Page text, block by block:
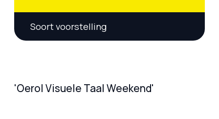
'Oerol Visuele Taal Weekend'
Soort voorstelling